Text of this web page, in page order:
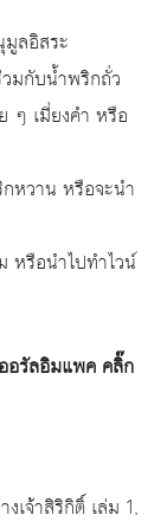
ลอิสระ
มกับน้ำพริกถั่ว
ๆ เมี่ยงคำ หรือ
หวาน หรือจะนำ
หรือนำไปทำไวน์
อรัลอิมแพค คลิ๊ก
เจ้าสิริกิติ์ เล่ม 1,